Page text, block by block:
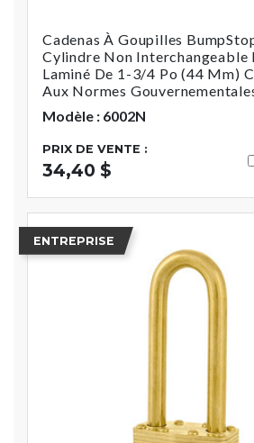
Cadenas À Goupilles
Cylindre Non Interchangeable
Laminé De 1-3/4 Po (44 Mm)
Aux Normes
Modèle : 6002N
PRIX DE VENTE :
34,40 $
ENTREPRISE